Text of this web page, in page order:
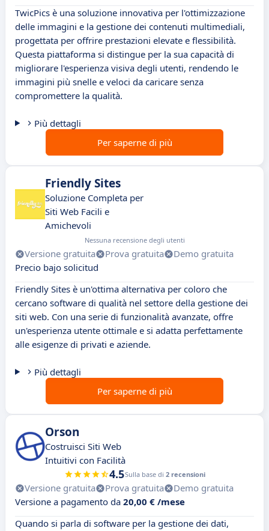
TwicPics è una soluzione innovativa per l'ottimizzazione
delle immagini e la gestione dei contenuti multimediali,
progettata per offrire prestazioni elevate e flessibilità.
Questa piattaforma si distingue per la sua capacità di
migliorare l'esperienza visiva degli utenti, rendendo le
immagini più snelle e veloci da caricare senza
compromettere la qualità.
Più dettagli
Per saperne di più
Friendly Sites
Soluzione Completa per
Siti Web Facili e
Amichevoli
Nessuna recensione degli utenti
Versione gratuita Prova gratuita
Demo gratuita
Precio bajo solicitud
Friendly Sites è un'ottima alternativa per coloro che
cercano software di qualità nel settore della gestione dei
siti web. Con una serie di funzionalità avanzate, offre
un'esperienza utente ottimale e si adatta perfettamente
alle esigenze di privati e aziende.
Più dettagli
Per saperne di più
Orson
Costruisci Siti Web
Intuitivi con Facilità
4.5Sulla base di 2 recensioni
Versione gratuita Prova gratuita
Demo gratuita
Versione a pagamento da 20,00 € /mese
Quando si parla di software per la gestione dei dati,